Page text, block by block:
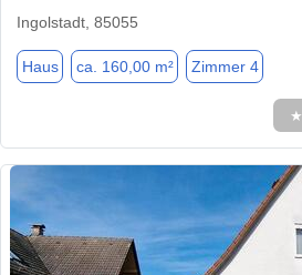
Ingolstadt, 85055
Haus ca. 160,00 m² Zimmer 4
★